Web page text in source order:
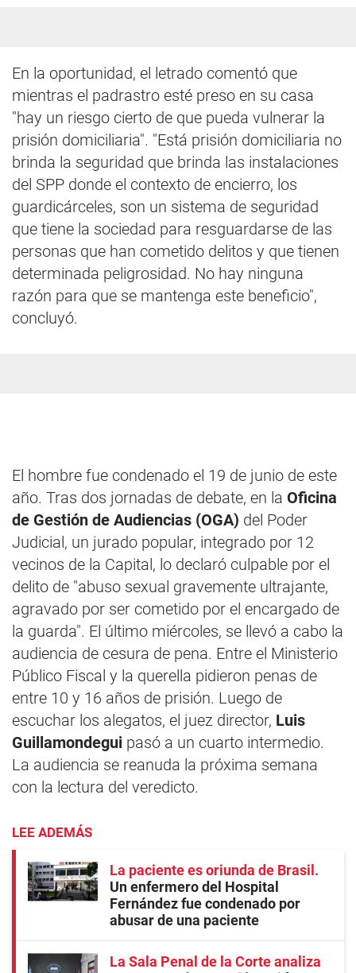
En la oportunidad, el letrado comentó que
mientras el padrastro esté preso en su casa
"hay un riesgo cierto de que pueda vulnerar la
prisión domiciliaria". "Está prisión domiciliaria no
brinda la seguridad que brinda las instalaciones
del SPP donde el contexto de encierro, los
guardicárceles, son un sistema de seguridad
que tiene la sociedad para resguardarse de las
personas que han cometido delitos y que tienen
determinada peligrosidad. No hay ninguna
razón para que se mantenga este beneficio",
concluyó.
El hombre fue condenado el 19 de junio de este
año. Tras dos jornadas de debate, en la Oficina
de Gestión de Audiencias (OGA) del Poder
Judicial, un jurado popular, integrado por 12
vecinos de la Capital, lo declaró culpable por el
delito de "abuso sexual gravemente ultrajante,
agravado por ser cometido por el encargado de
la guarda". El último miércoles, se llevó a cabo la
audiencia de cesura de pena. Entre el Ministerio
Público Fiscal y la querella pidieron penas de
entre 10 y 16 años de prisión. Luego de
escuchar los alegatos, el juez director, Luis
Guillamondegui pasó a un cuarto intermedio.
La audiencia se reanuda la próxima semana
con la lectura del veredicto.
LEE ADEMÁS
La paciente es oriunda de Brasil
Un enfermero del Hospital
Fernández fue condenado por
abusar de una paciente
La Sala Penal de la Corte analiza